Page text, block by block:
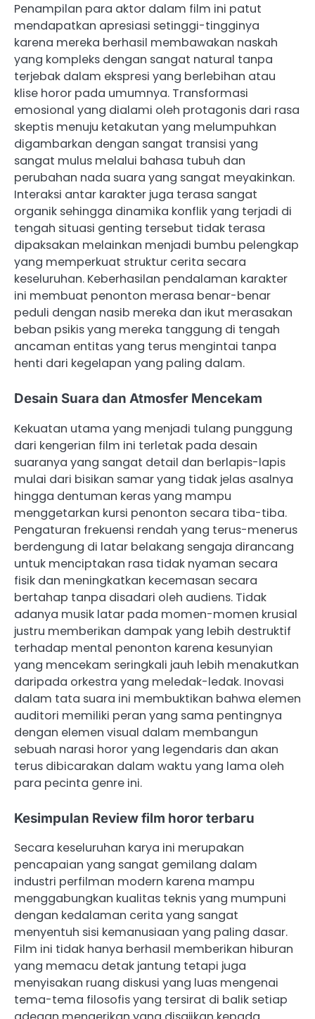
Penampilan para aktor dalam film ini patut
mendapatkan apresiasi setinggi-tingginya
karena mereka berhasil membawakan naskah
yang kompleks dengan sangat natural tanpa
terjebak dalam ekspresi yang berlebihan atau
klise horor pada umumnya. Transformasi
emosional yang dialami oleh protagonis dari rasa
skeptis menuju ketakutan yang melumpuhkan
digambarkan dengan sangat transisi yang
sangat mulus melalui bahasa tubuh dan
perubahan nada suara yang sangat meyakinkan.
Interaksi antar karakter juga terasa sangat
organik sehingga dinamika konflik yang terjadi di
tengah situasi genting tersebut tidak terasa
dipaksakan melainkan menjadi bumbu pelengkap
yang memperkuat struktur cerita secara
keseluruhan. Keberhasilan pendalaman karakter
ini membuat penonton merasa benar-benar
peduli dengan nasib mereka dan ikut merasakan
beban psikis yang mereka tanggung di tengah
ancaman entitas yang terus mengintai tanpa
henti dari kegelapan yang paling dalam.
Desain Suara dan Atmosfer Mencekam
Kekuatan utama yang menjadi tulang punggung
dari kengerian film ini terletak pada desain
suaranya yang sangat detail dan berlapis-lapis
mulai dari bisikan samar yang tidak jelas asalnya
hingga dentuman keras yang mampu
menggetarkan kursi penonton secara tiba-tiba.
Pengaturan frekuensi rendah yang terus-menerus
berdengung di latar belakang sengaja dirancang
untuk menciptakan rasa tidak nyaman secara
fisik dan meningkatkan kecemasan secara
bertahap tanpa disadari oleh audiens. Tidak
adanya musik latar pada momen-momen krusial
justru memberikan dampak yang lebih destruktif
terhadap mental penonton karena kesunyian
yang mencekam seringkali jauh lebih menakutkan
daripada orkestra yang meledak-ledak. Inovasi
dalam tata suara ini membuktikan bahwa elemen
auditori memiliki peran yang sama pentingnya
dengan elemen visual dalam membangun
sebuah narasi horor yang legendaris dan akan
terus dibicarakan dalam waktu yang lama oleh
para pecinta genre ini.
Kesimpulan Review film horor terbaru
Secara keseluruhan karya ini merupakan
pencapaian yang sangat gemilang dalam
industri perfilman modern karena mampu
menggabungkan kualitas teknis yang mumpuni
dengan kedalaman cerita yang sangat
menyentuh sisi kemanusiaan yang paling dasar.
Film ini tidak hanya berhasil memberikan hiburan
yang memacu detak jantung tetapi juga
menyisakan ruang diskusi yang luas mengenai
tema-tema filosofis yang tersirat di balik setiap